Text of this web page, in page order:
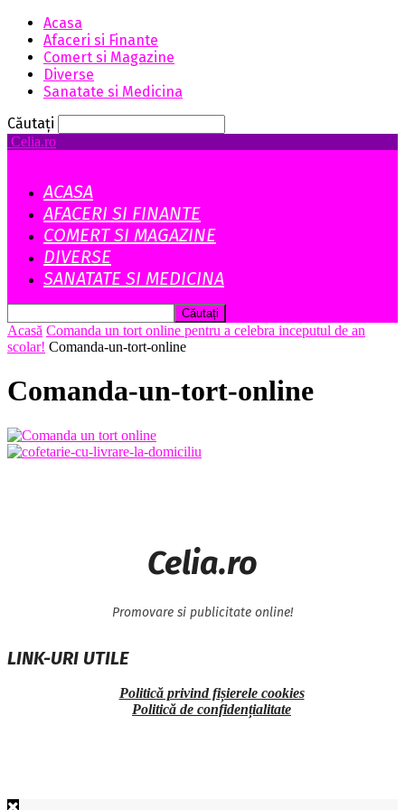
Acasa
Afaceri si Finante
Comert si Magazine
Diverse
Sanatate si Medicina
Căutați
Celia.ro
ACASA
AFACERI SI FINANTE
COMERT SI MAGAZINE
DIVERSE
SANATATE SI MEDICINA
Acasă Comanda un tort online pentru a celebra inceputul de an
scolar! Comanda-un-tort-online
Comanda-un-tort-online
Celia.ro
Promovare si publicitate online!
LINK-URI UTILE
Politică privind fișierele cookies
Politică de confidențialitate